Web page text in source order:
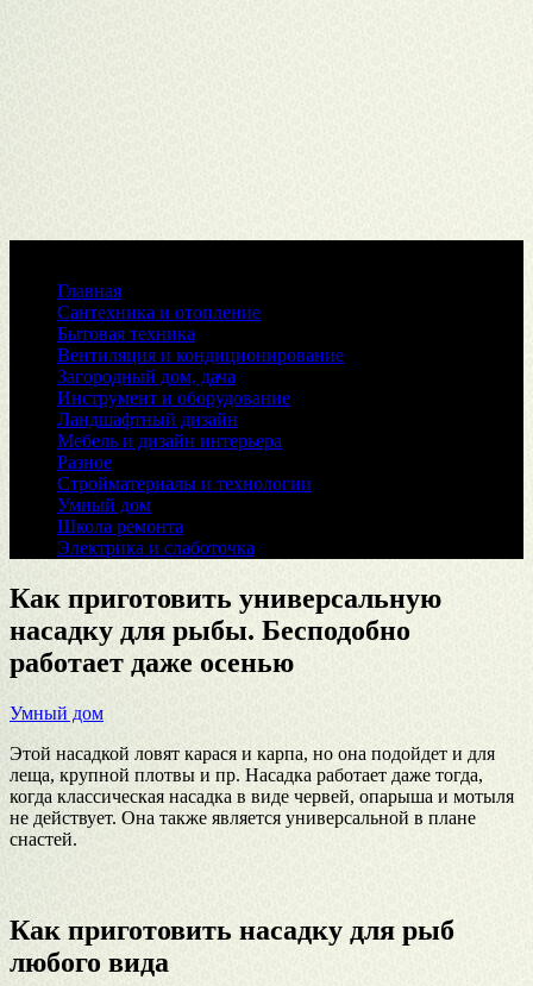
Главная
Сантехника и отопление
Бытовая техника
Вентиляция и кондиционирование
Загородный дом, дача
Инструмент и оборудование
Ландшафтный дизайн
Мебель и дизайн интерьера
Разное
Стройматериалы и технологии
Умный дом
Школа ремонта
Электрика и слаботочка
Как приготовить универсальную
насадку для рыбы. Бесподобно
работает даже осенью
Умный дом
Этой насадкой ловят карася и карпа, но она подойдет и для
леща, крупной плотвы и пр. Насадка работает даже тогда,
когда классическая насадка в виде червей, опарыша и мотыля
не действует. Она также является универсальной в плане
снастей.
Как приготовить насадку для рыб
любого вида